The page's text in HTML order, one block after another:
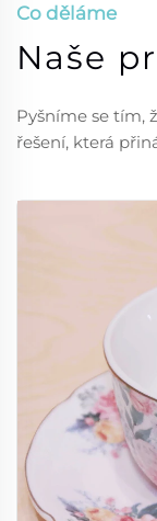
Co děláme
Naše
Pyšníme se tím,
řešení, která